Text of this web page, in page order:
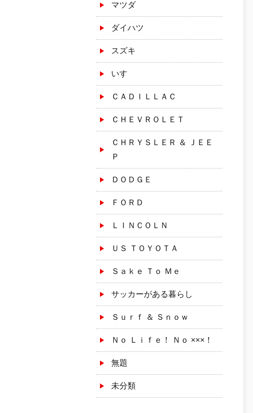
マツダ
ダイハツ
スズキ
いすゞ
ＣＡＤＩＬＬＡＣ
ＣＨＥＶＲＯＬＥＴ
ＣＨＲＹＳＬＥＲ ＆ ＪＥＥ
Ｐ
ＤＯＤＧＥ
ＦＯＲＤ
ＬＩＮＣＯＬＮ
ＵＳ ＴＯＹＯＴＡ
Ｓａｋｅ Ｔｏ Ｍｅ
サッカーがある暮らし
Ｓｕｒｆ ＆ Ｓｎｏｗ
Ｎｏ Ｌｉｆｅ！ Ｎｏ ×××！
無題
未分類